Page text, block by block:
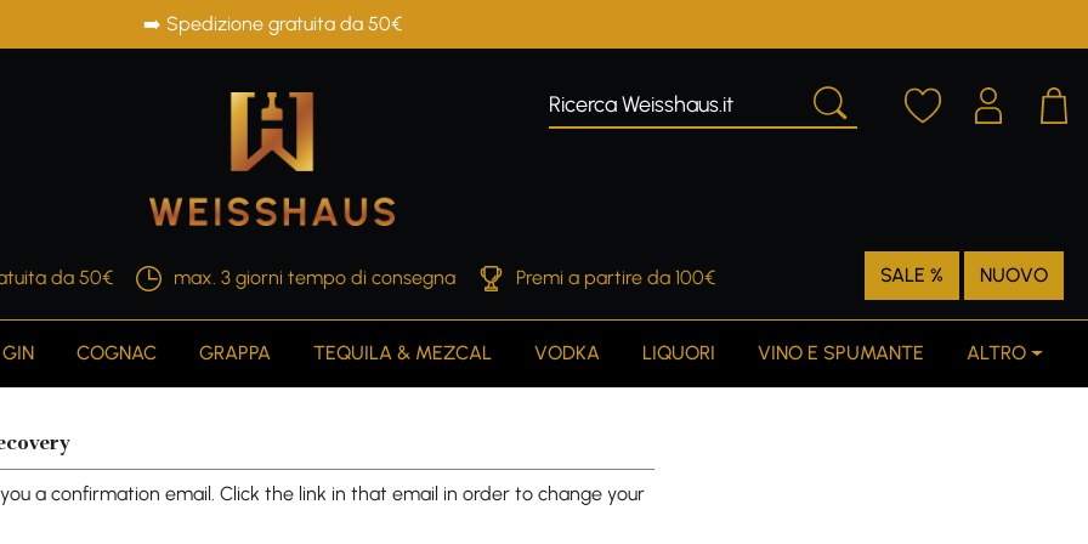
➡️ Spedizione gratuita da 50€
da 50€ max. 3 giorni tempo di consegna Premi a partire da 100€ SALE % NUOVO
GIN COGNAC GRAPPA TEQUILA & MEZCAL VODKA LIQUORI VINO E SPUMANTE ALTRO
a confirmation email. Click the link in that email in order to change your